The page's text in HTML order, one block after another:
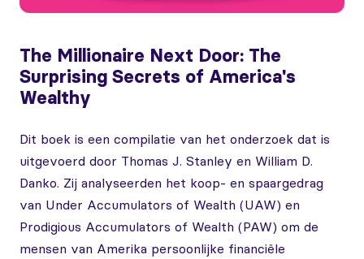
The Millionaire Next Door: The
Surprising Secrets of America's
Wealthy
Dit boek is een compilatie van het onderzoek dat is
uitgevoerd door Thomas J. Stanley en William D.
Danko. Zij analyseerden het koop- en spaargedrag
van Under Accumulators of Wealth (UAW) en
Prodigious Accumulators of Wealth (PAW) om de
mensen van Amerika persoonlijke financiële